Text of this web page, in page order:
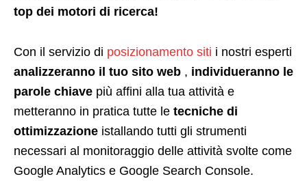
top dei motori di ricerca!
Con il servizio di posizionamento siti i nostri esperti
analizzeranno il tuo sito web , individueranno le
parole chiave più affini alla tua attività e
metteranno in pratica tutte le tecniche di
ottimizzazione istallando tutti gli strumenti
necessari al monitoraggio delle attività svolte come
Google Analytics e Google Search Console.